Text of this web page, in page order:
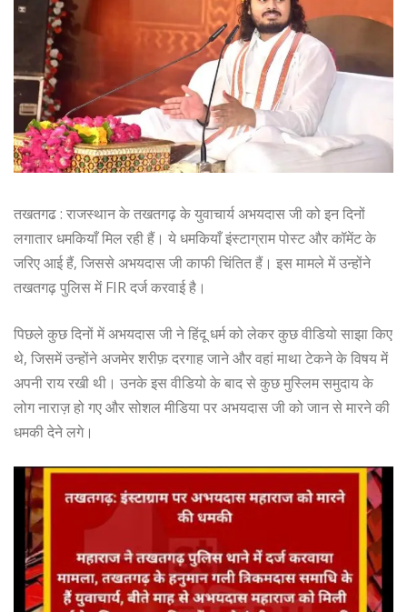
तखतगढ : राजस्थान के तखतगढ़ के युवाचार्य अभयदास जी को इन दिनों
लगातार धमकियाँ मिल रही हैं। ये धमकियाँ इंस्टाग्राम पोस्ट और कॉमेंट के
जरिए आई हैं, जिससे अभयदास जी काफी चिंतित हैं। इस मामले में उन्होंने
तखतगढ़ पुलिस में FIR दर्ज करवाई है।
पिछले कुछ दिनों में अभयदास जी ने हिंदू धर्म को लेकर कुछ वीडियो साझा किए
थे, जिसमें उन्होंने अजमेर शरीफ़ दरगाह जाने और वहां माथा टेकने के विषय में
अपनी राय रखी थी। उनके इस वीडियो के बाद से कुछ मुस्लिम समुदाय के
लोग नाराज़ हो गए और सोशल मीडिया पर अभयदास जी को जान से मारने की
धमकी देने लगे।